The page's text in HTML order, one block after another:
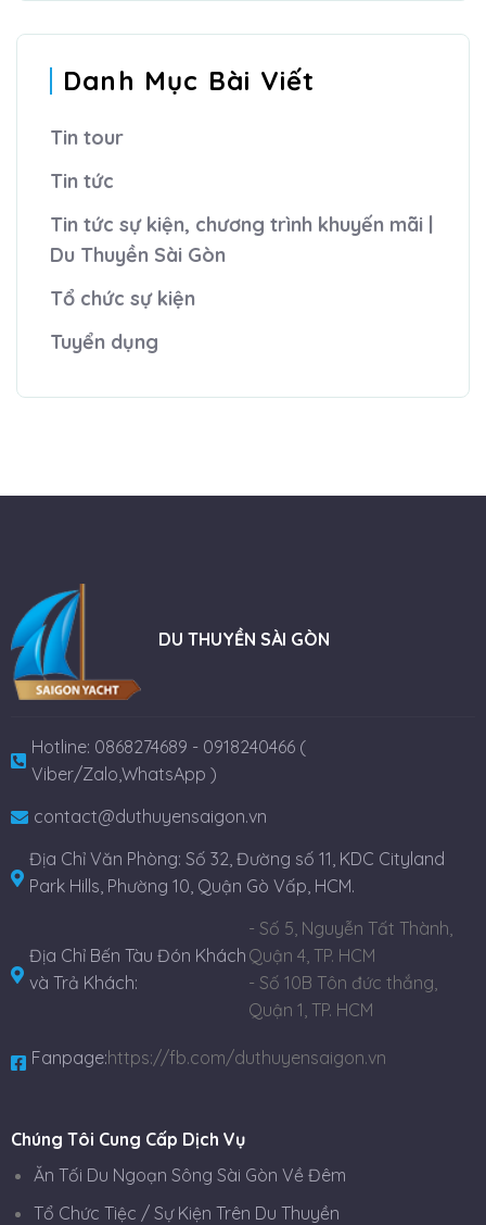
Danh Mục Bài Viết
Tin tour
Tin tức
Tin tức sự kiện, chương trình khuyến mãi |
Du Thuyền Sài Gòn
Tổ chức sự kiện
Tuyển dụng
DU THUYỀN SÀI GÒN
Hotline: 0868274689 - 0918240466 (
Viber/Zalo,WhatsApp )
contact@duthuyensaigon.vn
Địa Chỉ Văn Phòng: Số 32, Đường số 11, KDC Cityland
Park Hills, Phường 10, Quận Gò Vấp, HCM.
Địa Chỉ Bến Tàu Đón Khách
và Trả Khách:
- Số 5, Nguyễn Tất Thành,
Quận 4, TP. HCM
- Số 10B Tôn đức thắng,
Quận 1, TP. HCM
Fanpage:https://fb.com/duthuyensaigon.vn
Chúng Tôi Cung Cấp Dịch Vụ
Ăn Tối Du Ngoạn Sông Sài Gòn Về Đêm
Tổ Chức Tiệc / Sự Kiện Trên Du Thuyền